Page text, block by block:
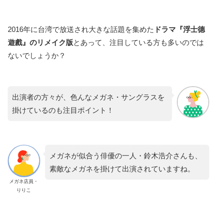
2016年に台湾で放送され大きな話題を集めた ドラマ『浮士德
遊戲』のリメイク版とあって、注目している方も多いのでは
ないでしょうか？
出演者の方々が、色んなメガネ・サングラスを
掛けているのも注目ポイント！
メガネ店員・
りりこ
メガネが似合う俳優の一人・鈴木浩介さんも、
素敵なメガネを掛けて出演されていますね。